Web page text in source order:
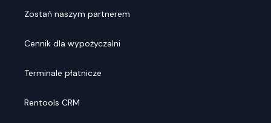
Zostań naszym partnerem
Cennik dla wypożyczalni
Terminale płatnicze
Rentools CRM